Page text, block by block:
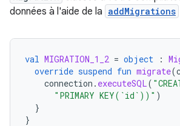
données à l'aide de la addMigrations
val MIGRATION_1_2 = object :
override suspend fun migrate(
connection . executeSQL(
"PRIMARY KEY(`id`))" )
}
}